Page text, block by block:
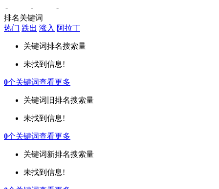
- -
-
排名关键词
热门 跌出 涨入 阿拉丁
关键词排名搜索量
未找到信息!
0个关键词查看更多
关键词 旧排名搜索量
未找到信息!
0个关键词查看更多
关键词新排名搜索量
未找到信息!